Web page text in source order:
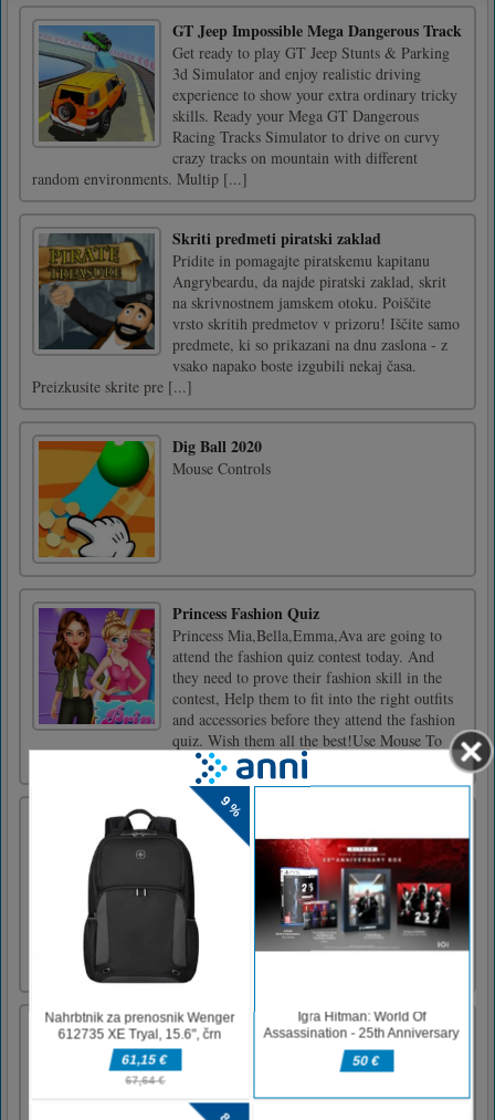
GT Jeep Impossible Mega Dangerous Track
Get ready to play GT Jeep Stunts & Parking
3d Simulator and enjoy realistic driving
experience to show your extra ordinary tricky
skills. Ready your Mega GT Dangerous
Racing Tracks Simulator to drive on curvy
crazy tracks on mountain with different
random environments. Multip [...]
Skriti predmeti piratski zaklad
Pridite in pomagajte piratskemu kapitanu
Angrybeardu, da najde piratski zaklad, skrit
na skrivnostnem jamskem otoku. Poiščite
vrsto skritih predmetov v prizoru! Iščite samo
predmete, ki so prikazani na dnu zaslona - z
vsako napako boste izgubili nekaj časa.
Preizkusite skrite pre [...]
Dig Ball 2020
Mouse Controls
Princess Fashion Quiz
Princess Mia,Bella,Emma,Ava are going to
attend the fashion quiz contest today. And
they need to prove their fashion skill in the
contest, Help them to fit into the right outfits
and accessories before they attend the fashion
quiz. Wish them all the best!Use Mouse To
Tovarna za tovornjake za otroke
Truck Factory For Kids je tako ujemajoča se
puzzle in tovornjaška simulacijska arkadna
igra s preprosto 2D umetniško animacijo.
Tovornjak morate sestaviti in mu pomagati,
da se očisti in uporaben v več prizorih. Tako
dekleta kot fantje bodo uživali v tovarni
tovornjakov za otroke [...]
Metro Bus Simulator
Now you will drive city metro bus game on
special roads in the city and mountains. City
metro bus is a double cabin long 8x8 wheeler
metro bus that is driven on special decorated